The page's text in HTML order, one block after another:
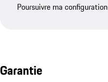
Poursuivre ma configuration
Garantie